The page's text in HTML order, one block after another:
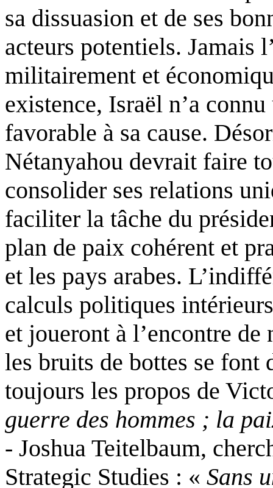
sa dissuasion et de ses
acteurs potentiels. Jamais
militairement et
existence, Israël n’a
favorable à sa cause.
Nétanyahou devrait faire
consolider ses relations
faciliter la tâche du
plan de paix cohérent et
et les pays arabes.
calculs politiques
et joueront à l’encontre de
les bruits de bottes se font
toujours les propos de
guerre des hommes ; la
- Joshua Teitelbaum,
Strategic Studies : « Sans